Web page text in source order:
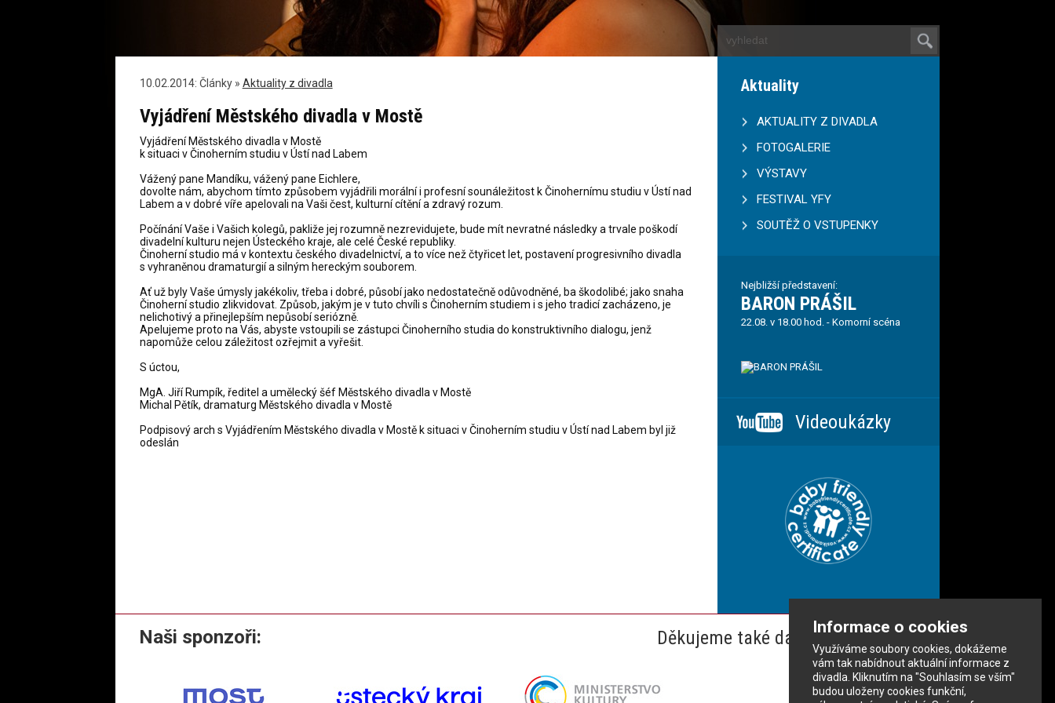
Informace o cookies
Využíváme soubory cookies, dokážeme
vám tak nabídnout aktuální informace z
divadla. Kliknutím na "Souhlasím se vším"
budou uloženy cookies funkční,
10.02.2014: Články » Aktuality z divadla
Vyjádření Městského divadla v Mostě
Vyjádření Městského divadla v Mostě
k situaci v Činoherním studiu v Ústí nad Labem
Vážený pane Mandíku, vážený pane Eichlere,
dovolte nám, abychom tímto způsobem vyjádřili morální i profesní sounáležitost k Činohernímu studiu v Ústí nad
Labem a v dobré víře apelovali na Vaši čest, kulturní cítění a zdravý rozum.
Počínání Vaše i Vašich kolegů, pakliže jej rozumně nezrevidujete, bude mít nevratné následky a trvale poškodí
divadelní kulturu nejen Ústeckého kraje, ale celé České republiky.
Činoherní studio má v kontextu českého divadelnictví, a to více než čtyřicet let, postavení progresivního divadla
s vyhraněnou dramaturgií a silným hereckým souborem.
Ať už byly Vaše úmysly jakékoliv, třeba i dobré, působí jako nedostatečně odůvodněné, ba škodolibé; jako snaha
Činoherní studio zlikvidovat. Způsob, jakým je v tuto chvíli s Činoherním studiem i s jeho tradicí zacházeno, je
nelichotivý a přinejlepším nepůsobí seriózně.
Apelujeme proto na Vás, abyste vstoupili se zástupci Činoherního studia do konstruktivního dialogu, jenž
napomůže celou záležitost ozřejmit a vyřešit.
S úctou,
MgA. Jiří Rumpík, ředitel a umělecký šéf Městského divadla v Mostě
Michal Pětík, dramaturg Městského divadla v Mostě
Podpisový arch s Vyjádřením Městského divadla v Mostě k situaci v Činoherním studiu v Ústí nad Labem byl již
odeslán
Aktuality
AKTUALITY Z DIVADLA
FOTOGALERIE
VÝSTAVY
FESTIVAL YFY
SOUTĚŽ O VSTUPENKY
Nejbližší představení:
BARON PRÁŠIL
22.08. v 18.00 hod. - Komorní scéna
Videoukázky
Děkujeme také dalším partnerům
Naši sponzoři: